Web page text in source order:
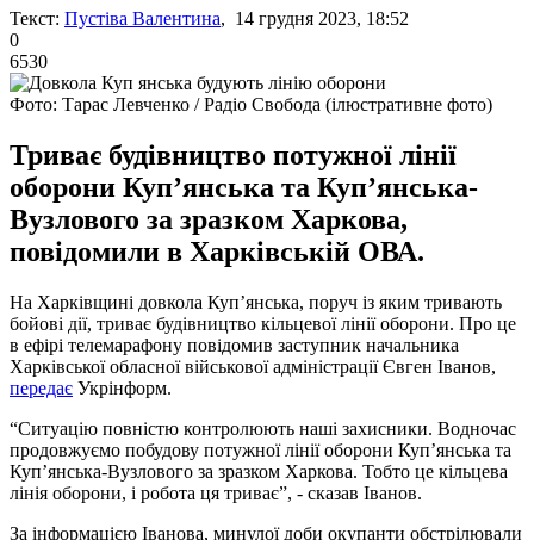
Текст: Пустіва Валентина, 14 грудня 2023, 18:52
0
6530
Фото: Тарас Левченко / Радіо Свобода (ілюстративне фото)
Триває будівництво потужної лінії
оборони Куп’янська та Куп’янська-
Вузлового за зразком Харкова,
повідомили в Харківській ОВА.
На Харківщині довкола Куп’янська, поруч із яким тривають
бойові дії, триває будівництво кільцевої лінії оборони. Про це
в ефірі телемарафону повідомив заступник начальника
Харківської обласної військової адміністрації Євген Іванов,
передає Укрінформ.
“Ситуацію повністю контролюють наші захисники. Водночас
продовжуємо побудову потужної лінії оборони Куп’янська та
Куп’янська-Вузлового за зразком Харкова. Тобто це кільцева
лінія оборони, і робота ця триває”, - сказав Іванов.
За інформацією Іванова, минулої доби окупанти обстрілювали